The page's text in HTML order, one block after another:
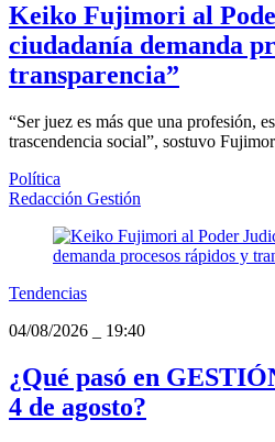
Keiko Fujimori al
ciudadanía demanda
transparencia”
“Ser juez es más que una profesión,
trascendencia social”, sostuvo
Política
Redacción Gestión
Tendencias
04/08/2026
19:40
¿Qué pasó en
4 de agosto?